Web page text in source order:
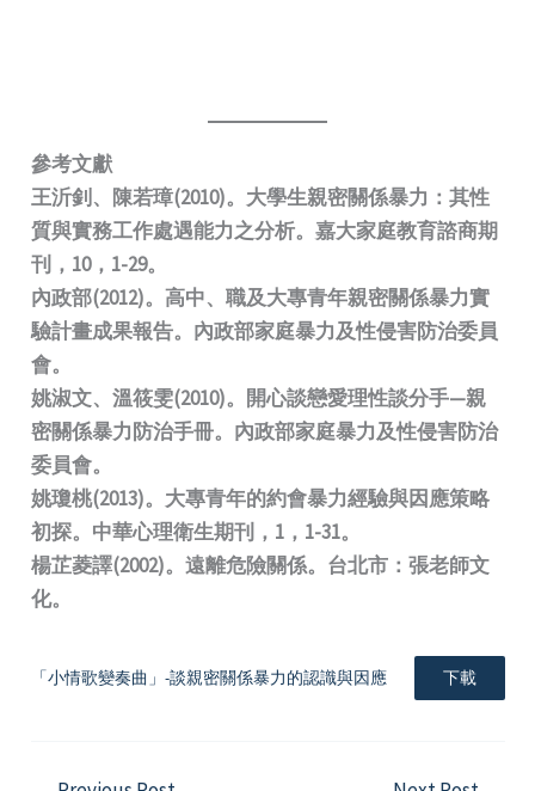
參考文獻
王沂釗、陳若璋(2010)。大學生親密關係暴力：其性
質與實務工作處遇能力之分析。嘉大家庭教育諮商期
刊，10，1-29。
內政部(2012)。高中、職及大專青年親密關係暴力實
驗計畫成果報告。內政部家庭暴力及性侵害防治委員
會。
姚淑文、溫筱雯(2010)。開心談戀愛理性談分手—親
密關係暴力防治手冊。內政部家庭暴力及性侵害防治
委員會。
姚瓊桃(2013)。大專青年的約會暴力經驗與因應策略
初探。中華心理衛生期刊，1，1-31。
楊芷菱譯(2002)。遠離危險關係。台北市：張老師文
化。
「小情歌變奏曲」-談親密關係暴力的認識與因應 下載